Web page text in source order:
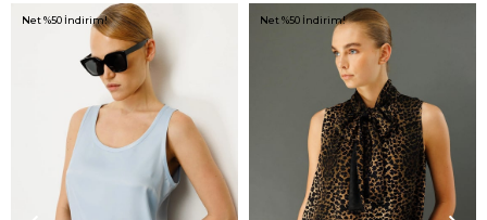
Net %50 İndirim! Net %50 İndirim!